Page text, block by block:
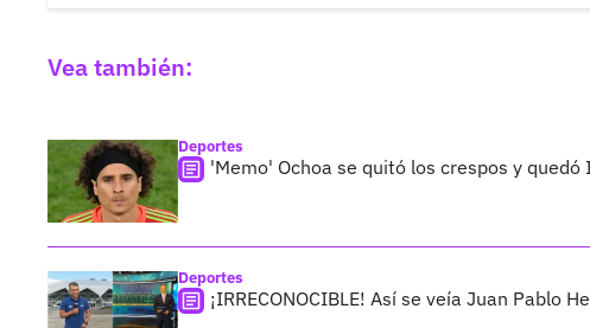
Vea también:
Deportes
'Memo' Ochoa se quitó los crespos y quedó
Deportes
¡IRRECONOCIBLE! Así se veía Juan Pablo